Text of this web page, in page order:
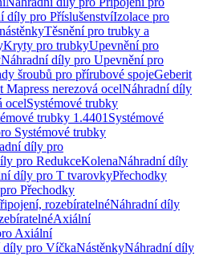
díly pro PříslušenstvíIzolace pro
Těsnění pro trubky a
Kryty pro trubkyUpevnění pro
Náhradní díly pro Upevnění pro
šroubů pro přírubové spojeGeberit
Mapress nerezová ocelNáhradní díly
ocelSystémové trubky
trubky 1.4401 Systémové
Systémové trubky
díly pro
pro RedukceKolenaNáhradní díly
díly pro T tvarovkyPřechodky
Přechodky
rozebíratelnéNáhradní díly
Axiální
Axiální
díly pro VíčkaNástěnkyNáhradní díly